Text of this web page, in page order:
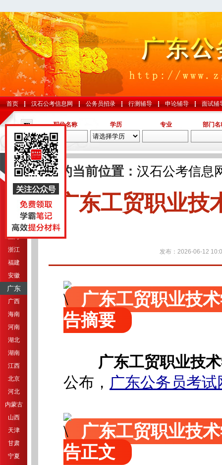
首页 汉石公考信息网 公务员招录 行测辅导 申论辅导 面试辅
职位名称 学历 专业 部门名
导航
江苏
上海
浙江
福建
安徽
广东
广西
海南
河南
湖北
湖南
江西
北京
河北
内蒙古
山西
天津
甘肃
宁夏
您的当前位置： 汉石公考信息
广东工贸职业
发布：2026-06-12
广东工贸职业技
告摘要
广东工贸职业技
公布， 广东公务员考试
广东工贸职业技
告正文